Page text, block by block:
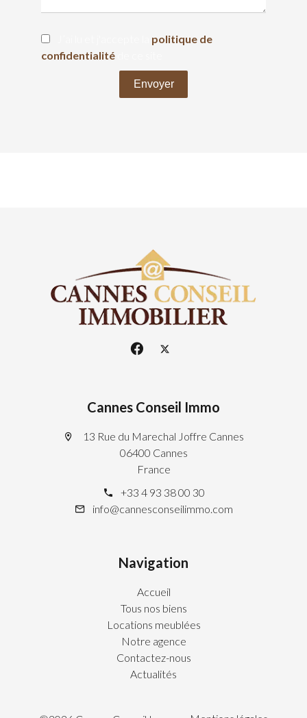
politique de
confidentialité
Envoyer
Cannes Conseil Immo
13 Rue du Marechal Joffre Cannes
06400 Cannes
France
+33 4 93 38 00 30
info@cannesconseilimmo.com
Navigation
Accueil
Tous nos biens
Locations meublées
Notre agence
Contactez-nous
Actualités